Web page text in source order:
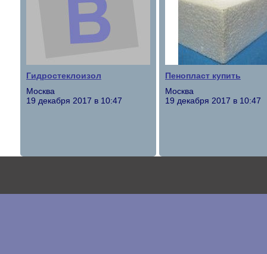
Гидростеклоизол
Москва
19 декабря 2017 в 10:47
Пенопласт купить
Москва
19 декабря 2017 в 10:47